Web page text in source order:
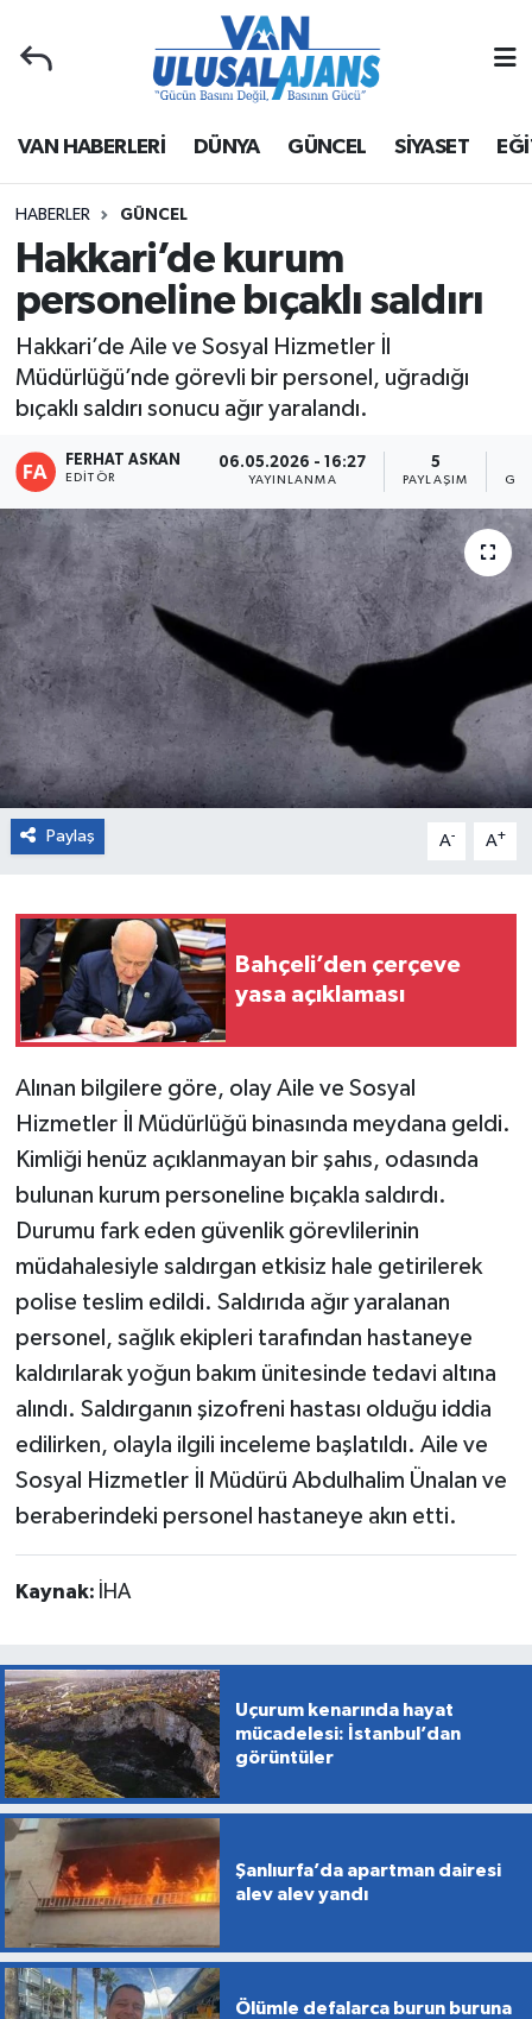
VAN HABERLERİ DÜNYA GÜNCEL SİYASET
HABERLER GÜNCEL
Hakkari’de kurum
personeline bıçaklı saldırı
Hakkari’de Aile ve Sosyal Hizmetler İl
Müdürlüğü’nde görevli bir personel, uğradığı
bıçaklı saldırı sonucu ağır yaralandı.
FERHAT ASKAN
EDITÖR
06.05.2026 - 16:27
YAYINLANMA
5
PAYLAŞIM
Paylaş A- A+
Bahçeli’den çerçeve
yasa açıklaması
Alınan bilgilere göre, olay Aile ve Sosyal
Hizmetler İl Müdürlüğü binasında meydana geldi.
Kimliği henüz açıklanmayan bir şahıs, odasında
bulunan kurum personeline bıçakla saldırdı.
Durumu fark eden güvenlik görevlilerinin
müdahalesiyle saldırgan etkisiz hale getirilerek
polise teslim edildi. Saldırıda ağır yaralanan
personel, sağlık ekipleri tarafından hastaneye
kaldırılarak yoğun bakım ünitesinde tedavi altına
alındı. Saldırganın şizofreni hastası olduğu iddia
edilirken, olayla ilgili inceleme başlatıldı. Aile ve
Sosyal Hizmetler İl Müdürü Abdulhalim Ünalan ve
beraberindeki personel hastaneye akın etti.
Kaynak: İHA
Uçurum kenarında hayat
mücadelesi: İstanbul’dan
görüntüler
Şanlıurfa’da apartman dairesi
alev alev yandı
Ölümle defalarca burun buruna
Van Nöbetçi Eczaneler
Van Hava Durumu
Van Namaz Vakitleri
Van Trafik Yoğunluk Haritası
Tüm Manşetler
Son Dakika Haberleri
Haber Arşivi